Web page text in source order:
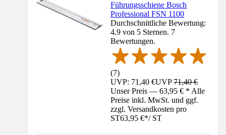
Führungsschiene Bosch
Professional FSN 1100
Durchschnittliche Bewertung:
4.9 von 5 Sternen. 7
Bewertungen.
(7)
UVP: 71,40 €UVP71,40 €
Unser Preis — 63,95 € * Alle
Preise inkl. MwSt. und ggf.
zzgl. Versandkosten pro
ST63,95 €*/ ST